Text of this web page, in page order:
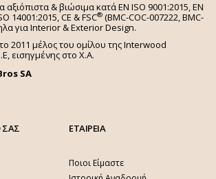
& βιώσιμα κατά EN ISO 9001:2015, EN
14001:2015,CE & FSC® (BMC-COC-007222, BMC-
για Interior & Exterior Design.
2011 μέλος του ομίλου της Interwood
εισηγμένης στο Χ.A.
SA
ΣΑΣ ΕΤΑΙΡΕΙΑ
Ποιοι Είμαστε